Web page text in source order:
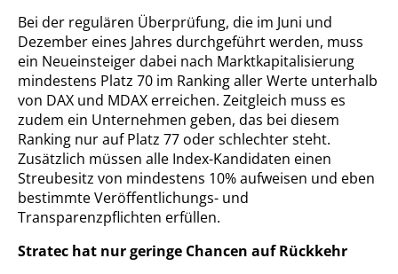
Bei der regulären Überprüfung, die im Juni und
Dezember eines Jahres durchgeführt werden, muss
ein Neueinsteiger dabei nach Marktkapitalisierung
mindestens Platz 70 im Ranking aller Werte unterhalb
von DAX und MDAX erreichen. Zeitgleich muss es
zudem ein Unternehmen geben, das bei diesem
Ranking nur auf Platz 77 oder schlechter steht.
Zusätzlich müssen alle Index-Kandidaten einen
Streubesitz von mindestens 10% aufweisen und eben
bestimmte Veröffentlichungs- und
Transparenzpflichten erfüllen.
Stratec hat nur geringe Chancen auf Rückkehr